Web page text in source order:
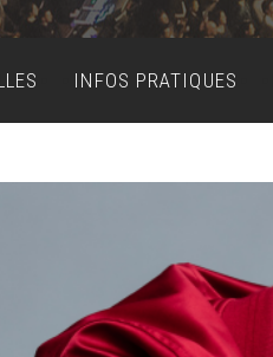
INFOS PRATIQUES